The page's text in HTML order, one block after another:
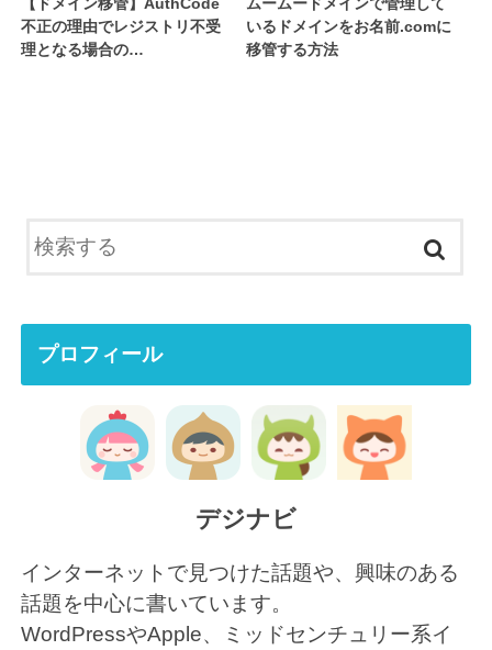
不正の理由でレジストリ不受
理となる場合の…
いるドメインをお名前.comに
移管する方法
プロフィール
デジナビ
インターネットで見つけた話題や、興味のある
話題を中心に書いています。
WordPressやApple、ミッドセンチュリー系イ